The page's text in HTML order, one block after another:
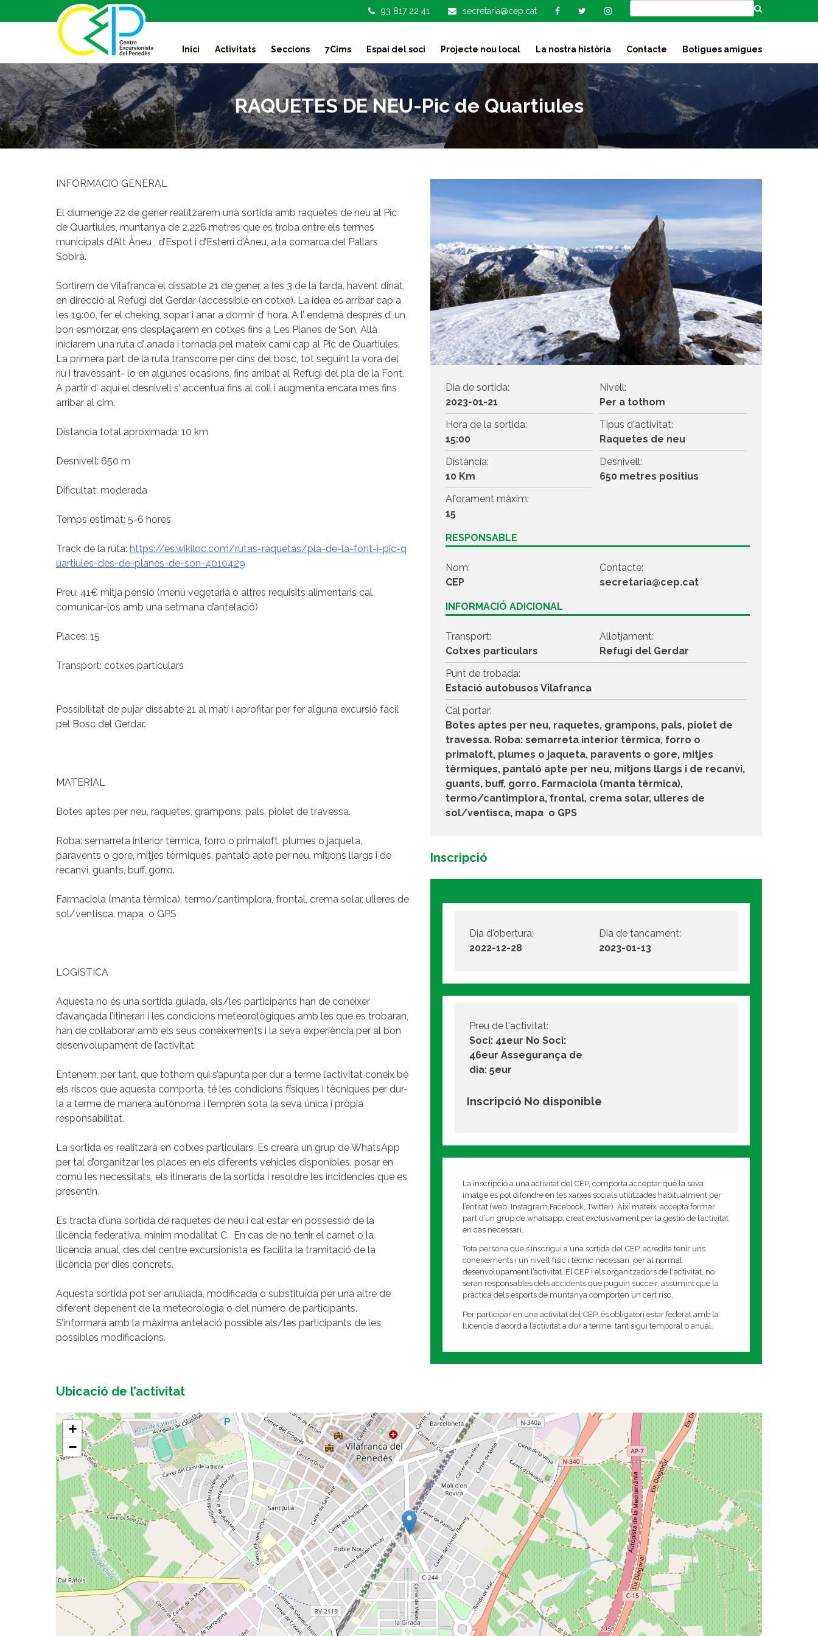
k
t
o
c
o
n
t
93 817 22 41 secretaria@cep.cat
Inici Activitats Seccions 7Cims Espai del soci Projecte nou local La nostra història Contacte Botigues amigues
RAQUETES DE NEU-Pic de Quartiules
INFORMACIO GENERAL
El diumenge 22 de gener realitzarem una sortida amb raquetes de neu al Pic
de Quartiules, muntanya de 2.226 metres que es troba entre els termes
municipals d’Alt Àneu , d’Espot i d’Esterri d’Àneu, a la comarca del Pallars
Sobirà.
Sortirem de Vilafranca el dissabte 21 de gener, a les 3 de la tarda, havent dinat,
en direcció al Refugi del Gerdar (accessible en cotxe). La idea es arribar cap a
les 19:00, fer el cheking, sopar i anar a dormir d’ hora. A l’ endemà després d’ un
bon esmorzar, ens desplaçarem en cotxes fins a Les Planes de Son. Allà
iniciarem una ruta d’ anada i tornada pel mateix camí cap al Pic de Quartiules.
La primera part de la ruta transcorre per dins del bosc, tot seguint la vora del
riu i travessant- lo en algunes ocasions, fins arribat al Refugi del pla de la Font.
A partir d’ aquí el desnivell s’ accentua fins al coll i augmenta encara mes fins
arribar al cim.
Distancia total aproximada: 10 km
Desnivell: 650 m
Dificultat: moderada
Temps estimat: 5-6 hores
Track de la ruta: https://es.wikiloc.com/rutas-raquetas/pla-de-la-font-i-pic-q
uartiules-des-de-planes-de-son-4010429
Preu: 41€ mitja pensió (menú vegetarià o altres requisits alimentaris cal
comunicar-los amb una setmana d’antelació)
Places: 15
Transport: cotxes particulars
Possibilitat de pujar dissabte 21 al matí i aprofitar per fer alguna excursió fàcil
pel Bosc del Gerdar.
MATERIAL
Botes aptes per neu, raquetes, grampons, pals, piolet de travessa.
Roba: semarreta interior tèrmica, forro o primaloft, plumes o jaqueta,
paravents o gore, mitjes tèrmiques, pantaló apte per neu, mitjons llargs i de
recanvi, guants, buff, gorro.
Farmaciola (manta tèrmica), termo/cantimplora, frontal, crema solar, ulleres de
sol/ventisca, mapa o GPS
LOGISTICA
Aquesta no és una sortida guiada, els/les participants han de conèixer
d’avançada l’itinerari i les condicions meteorològiques amb les que es trobaran,
han de col·laborar amb els seus coneixements i la seva experiència per al bon
desenvolupament de l’activitat.
Entenem, per tant, que tothom qui s’apunta per dur a terme l’activitat coneix bé
els riscos que aquesta comporta, té les condicions físiques i tècniques per dur-
la a terme de manera autònoma i l’emprèn sota la seva única i pròpia
responsabilitat.
La sortida es realitzarà en cotxes particulars. Es crearà un grup de WhatsApp
per tal d’organitzar les places en els diferents vehicles disponibles, posar en
comú les necessitats, els itineraris de la sortida i resoldre les incidències que es
presentin.
Es tracta d’una sortida de raquetes de neu i cal estar en possessió de la
llicència federativa, mínim modalitat C. En cas de no tenir el carnet o la
llicència anual, des del centre excursionista es facilita la tramitació de la
llicència per dies concrets.
Aquesta sortida pot ser anul·lada, modificada o substituïda per una altre de
diferent depenent de la meteorologia o del número de participants.
S’informarà amb la màxima antelació possible als/les participants de les
possibles modificacions.
Dia de sortida:
2023-01-21
Nivell:
Per a tothom
Hora de la sortida:
15:00
Tipus d'activitat:
Raquetes de neu
Distància:
10 Km
Desnivell:
650 metres positius
Aforament màxim:
15
RESPONSABLE
Nom:
CEP
Contacte:
secretaria@cep.cat
INFORMACIÓ ADICIONAL
Transport:
Cotxes particulars
Allotjament:
Refugi del Gerdar
Punt de trobada:
Estació autobusos Vilafranca
Cal portar:
Botes aptes per neu, raquetes, grampons, pals, piolet de
travessa. Roba: semarreta interior tèrmica, forro o
primaloft, plumes o jaqueta, paravents o gore, mitjes
tèrmiques, pantaló apte per neu, mitjons llargs i de recanvi,
guants, buff, gorro. Farmaciola (manta tèrmica),
termo/cantimplora, frontal, crema solar, ulleres de
sol/ventisca, mapa o GPS
Inscripció
Dia d'obertura:
2022-12-28
Dia de tancament:
2023-01-13
Preu de l'activitat:
Soci: 41eur No Soci:
46eur Assegurança de
dia: 5eur
Inscripció No disponible
La inscripció a una activitat del CEP, comporta acceptar que la seva
imatge es pot difondre en les xarxes socials utilitzades habitualment per
l’entitat.(web, Instagram,Facebook, Twitter). Així mateix, accepta formar
part d’un grup de whatsapp, creat exclusivament per la gestió de l’activitat
en cas necessari.
Tota persona que s’inscrigui a una sortida del CEP, acredita tenir uns
coneixements i un nivell físic i tècnic necessari, per al normal
desenvolupament l’activitat. El CEP i els organitzadors de l'activitat, no
seran responsables dels accidents que puguin succeir, assumint que la
pràctica dels esports de muntanya comporten un cert risc.
Per participar en una activitat del CEP, és obligatori estar federat amb la
llicencia d’acord a l’activitat a dur a terme, tant sigui temporal o anual.
Ubicació de l’activitat
+
−